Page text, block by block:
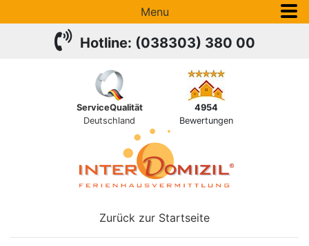
Menu
ServiceQualität
Deutschland
4954
Bewertungen
Hotline: (038303) 380 00
Zurück zur Startseite